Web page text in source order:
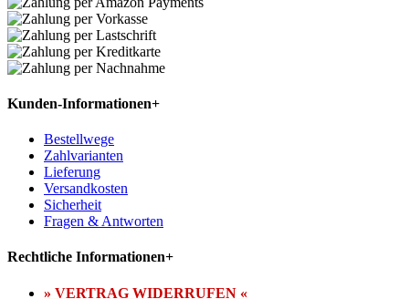
Kunden-Informationen+
Bestellwege
Zahlvarianten
Lieferung
Versandkosten
Sicherheit
Fragen & Antworten
Rechtliche Informationen+
» VERTRAG WIDERRUFEN «